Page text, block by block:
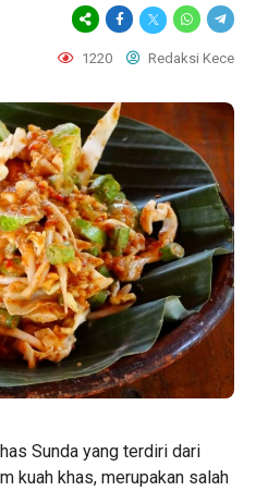
1220 Redaksi Kece
Sunda yang terdiri dari
kuah khas, merupakan salah